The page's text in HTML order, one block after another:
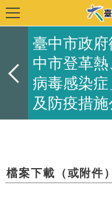
臺中市政
中市登革
病毒感染
及防疫措
檔案下載（或附件）